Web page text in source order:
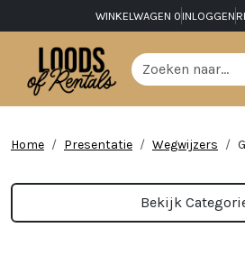
WINKELWAGEN 0 INLOGGEN
Home Presentatie Wegwijzers
Bekijk